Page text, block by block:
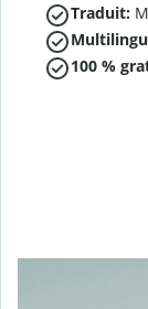
Traduit:
100 %